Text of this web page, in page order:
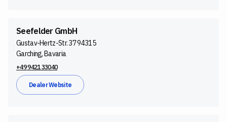
Seefelder GmbH
Gustav-Hertz-Str. 37 94315
Garching, Bavaria
+49 9421 33040
Dealer Website